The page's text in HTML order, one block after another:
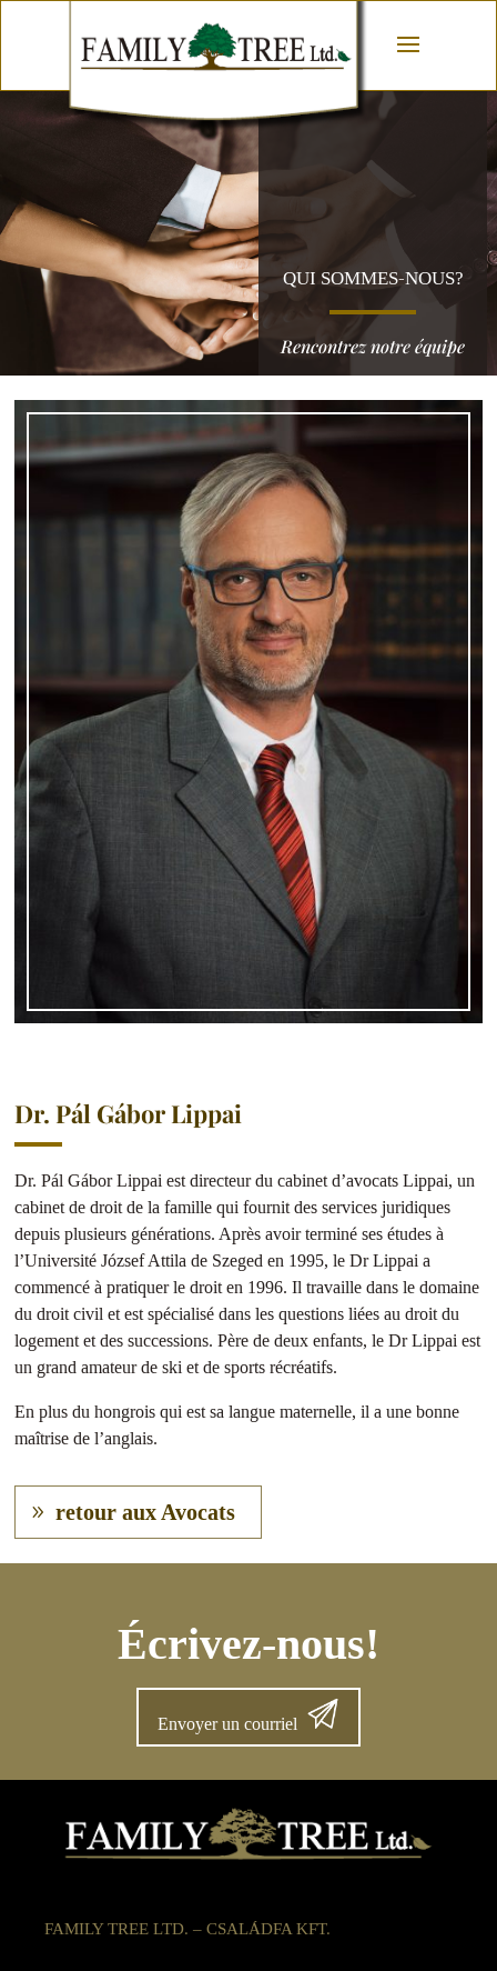
QUI SOMMES-NOUS?
Rencontrez notre équipe
Dr. Pál Gábor Lippai
Dr. Pál Gábor Lippai est directeur du cabinet d’avocats Lippai, un
cabinet de droit de la famille qui fournit des services juridiques
depuis plusieurs générations. Après avoir terminé ses études à
l’Université József Attila de Szeged en 1995, le Dr Lippai a
commencé à pratiquer le droit en 1996. Il travaille dans le domaine
du droit civil et est spécialisé dans les questions liées au droit du
logement et des successions. Père de deux enfants, le Dr Lippai est
un grand amateur de ski et de sports récréatifs.
En plus du hongrois qui est sa langue maternelle, il a une bonne
maîtrise de l’anglais.
retour aux Avocats
Écrivez-nous!
Envoyer un courriel
FAMILY TREE LTD. – CSALÁDFA KFT.